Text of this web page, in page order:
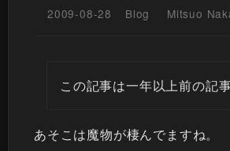
2009-08-28 Blog Mitsuo
この記事は一年以上前の記事
あそこは魔物が棲んでますね。